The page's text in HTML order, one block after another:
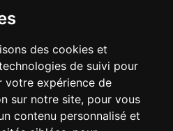
des cookies et
de suivi pour
votre expérience de
sur notre site, pour vous
contenu personnalisé et
de Presse
ça Sert ?
Packs SEO